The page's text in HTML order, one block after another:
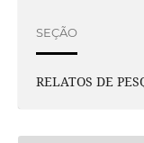
SEÇÃO
RELATOS DE